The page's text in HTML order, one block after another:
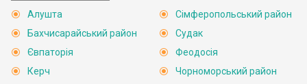
Алушта
Бахчисарайський район
Євпаторія
Керч
Сімферопольський район
Судак
Феодосія
Чорноморський район